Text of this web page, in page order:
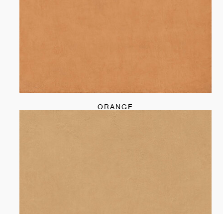
ORANGE